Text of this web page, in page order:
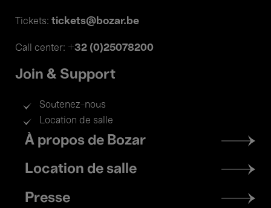
Tickets: tickets@bozar.be
Call center: +32 (0)25078200
Join & Support
Soutenez-nous
Location de salle
Footer
menu
À propos de Bozar
Location de salle
Presse